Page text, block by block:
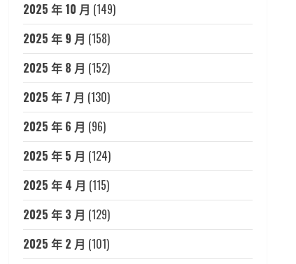
2025 年 10 月 (149)
2025 年 9 月 (158)
2025 年 8 月 (152)
2025 年 7 月 (130)
2025 年 6 月 (96)
2025 年 5 月 (124)
2025 年 4 月 (115)
2025 年 3 月 (129)
2025 年 2 月 (101)